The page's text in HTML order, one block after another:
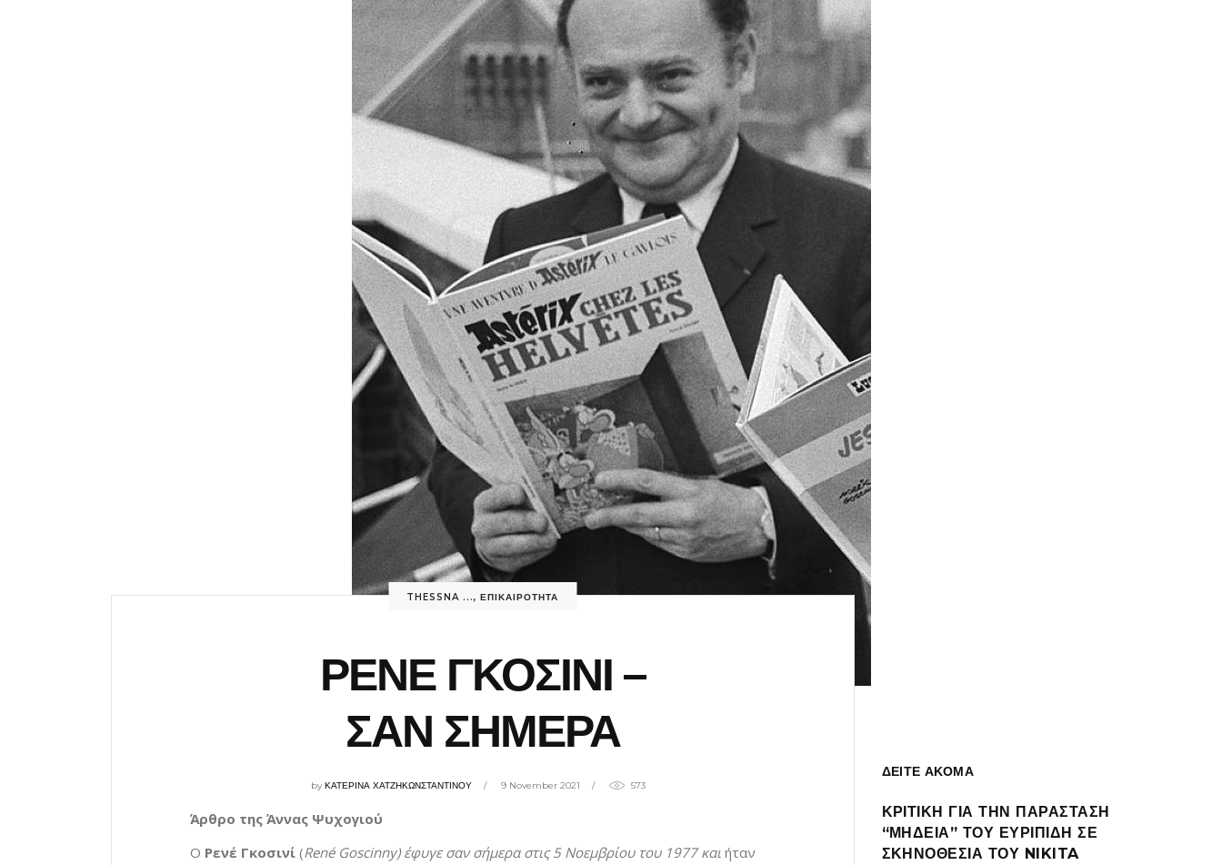
THESSNA ...,ΕΠΙΚΑΙΡΟΤΗΤΑ
ΡΕΝΕ ΓΚΟΣΙΝΙ –
ΣΑΝ ΣΗΜΕΡΑ
byΚΑΤΕΡΙΝΑ ΧΑΤΖΗΚΩΝΣΤΑΝΤΙΝΟΥ 9 November 2021 573
Άρθρο της Άννας Ψυχογιού
Ο Ρενέ Γκοσινί (René Goscinny) έφυγε σαν σήμερα στις 5 Νοεμβρίου του 1977 και ήταν
ΔΕΙΤΕ ΑΚΟΜΑ
ΚΡΙΤΙΚΗ ΓΙΑ ΤΗΝ ΠΑΡΑΣΤΑΣΗ
“ΜΗΔΕΙΑ” ΤΟΥ ΕΥΡΙΠΙΔΗ ΣΕ
ΣΚΗΝΟΘΕΣΙΑ ΤΟΥ NIKITA